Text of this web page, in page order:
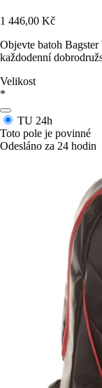
1 446,00 Kč
Objevte batoh
každodenní
Velikost
*
TU 24h
Toto pole je povinné
Odesláno za 24 hodin